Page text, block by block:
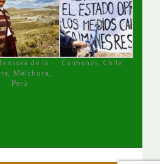
de la
Melchora,
Perú
Caimanes, Chile